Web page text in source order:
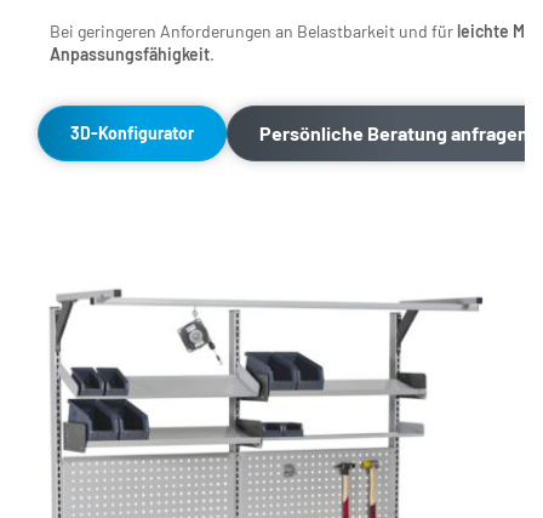
Bei geringeren Anforderungen an Belastbarkeit und für leichte
Anpassungsfähigkeit.
3D-Konfigurator Persönliche Beratung anfragen